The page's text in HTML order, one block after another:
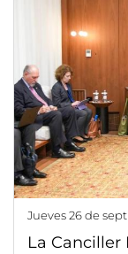
jueves 26 de
La